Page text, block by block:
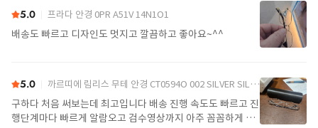
5.0 프라다 안경 0PR A51V 14N1O1
배송도 빠르고 디자인도 멋지고 깔끔하고 좋아요~^^
5.0 까르띠에 림리스 무테 안경 CT0594O 002 SILVER SILVER TRANSPARENT
구하다 처음 써보는데 최고입니다 배송 진행 속도도 빠르고 진
행단계마다 빠르게 알람오고 검수영상까지 아주 꼼꼼하게 찍